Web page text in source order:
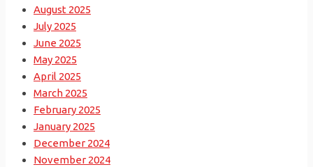
August 2025
July 2025
June 2025
May 2025
April 2025
March 2025
February 2025
January 2025
December 2024
November 2024